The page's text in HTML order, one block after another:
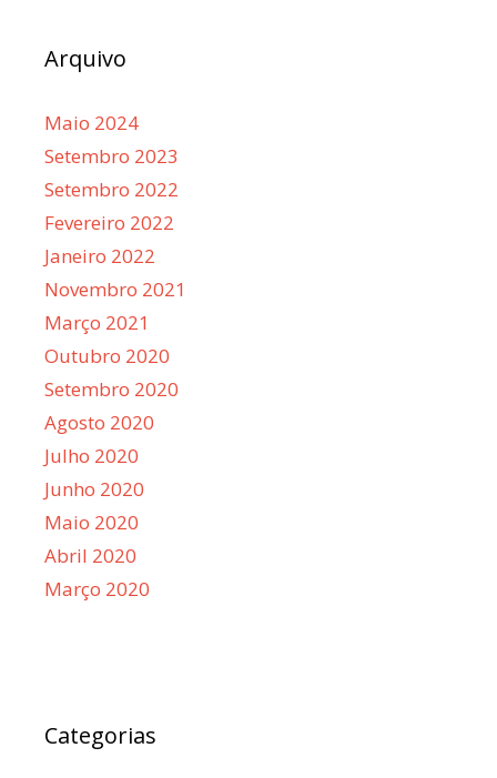
Arquivo
Maio 2024
Setembro 2023
Setembro 2022
Fevereiro 2022
Janeiro 2022
Novembro 2021
Março 2021
Outubro 2020
Setembro 2020
Agosto 2020
Julho 2020
Junho 2020
Maio 2020
Abril 2020
Março 2020
Categorias